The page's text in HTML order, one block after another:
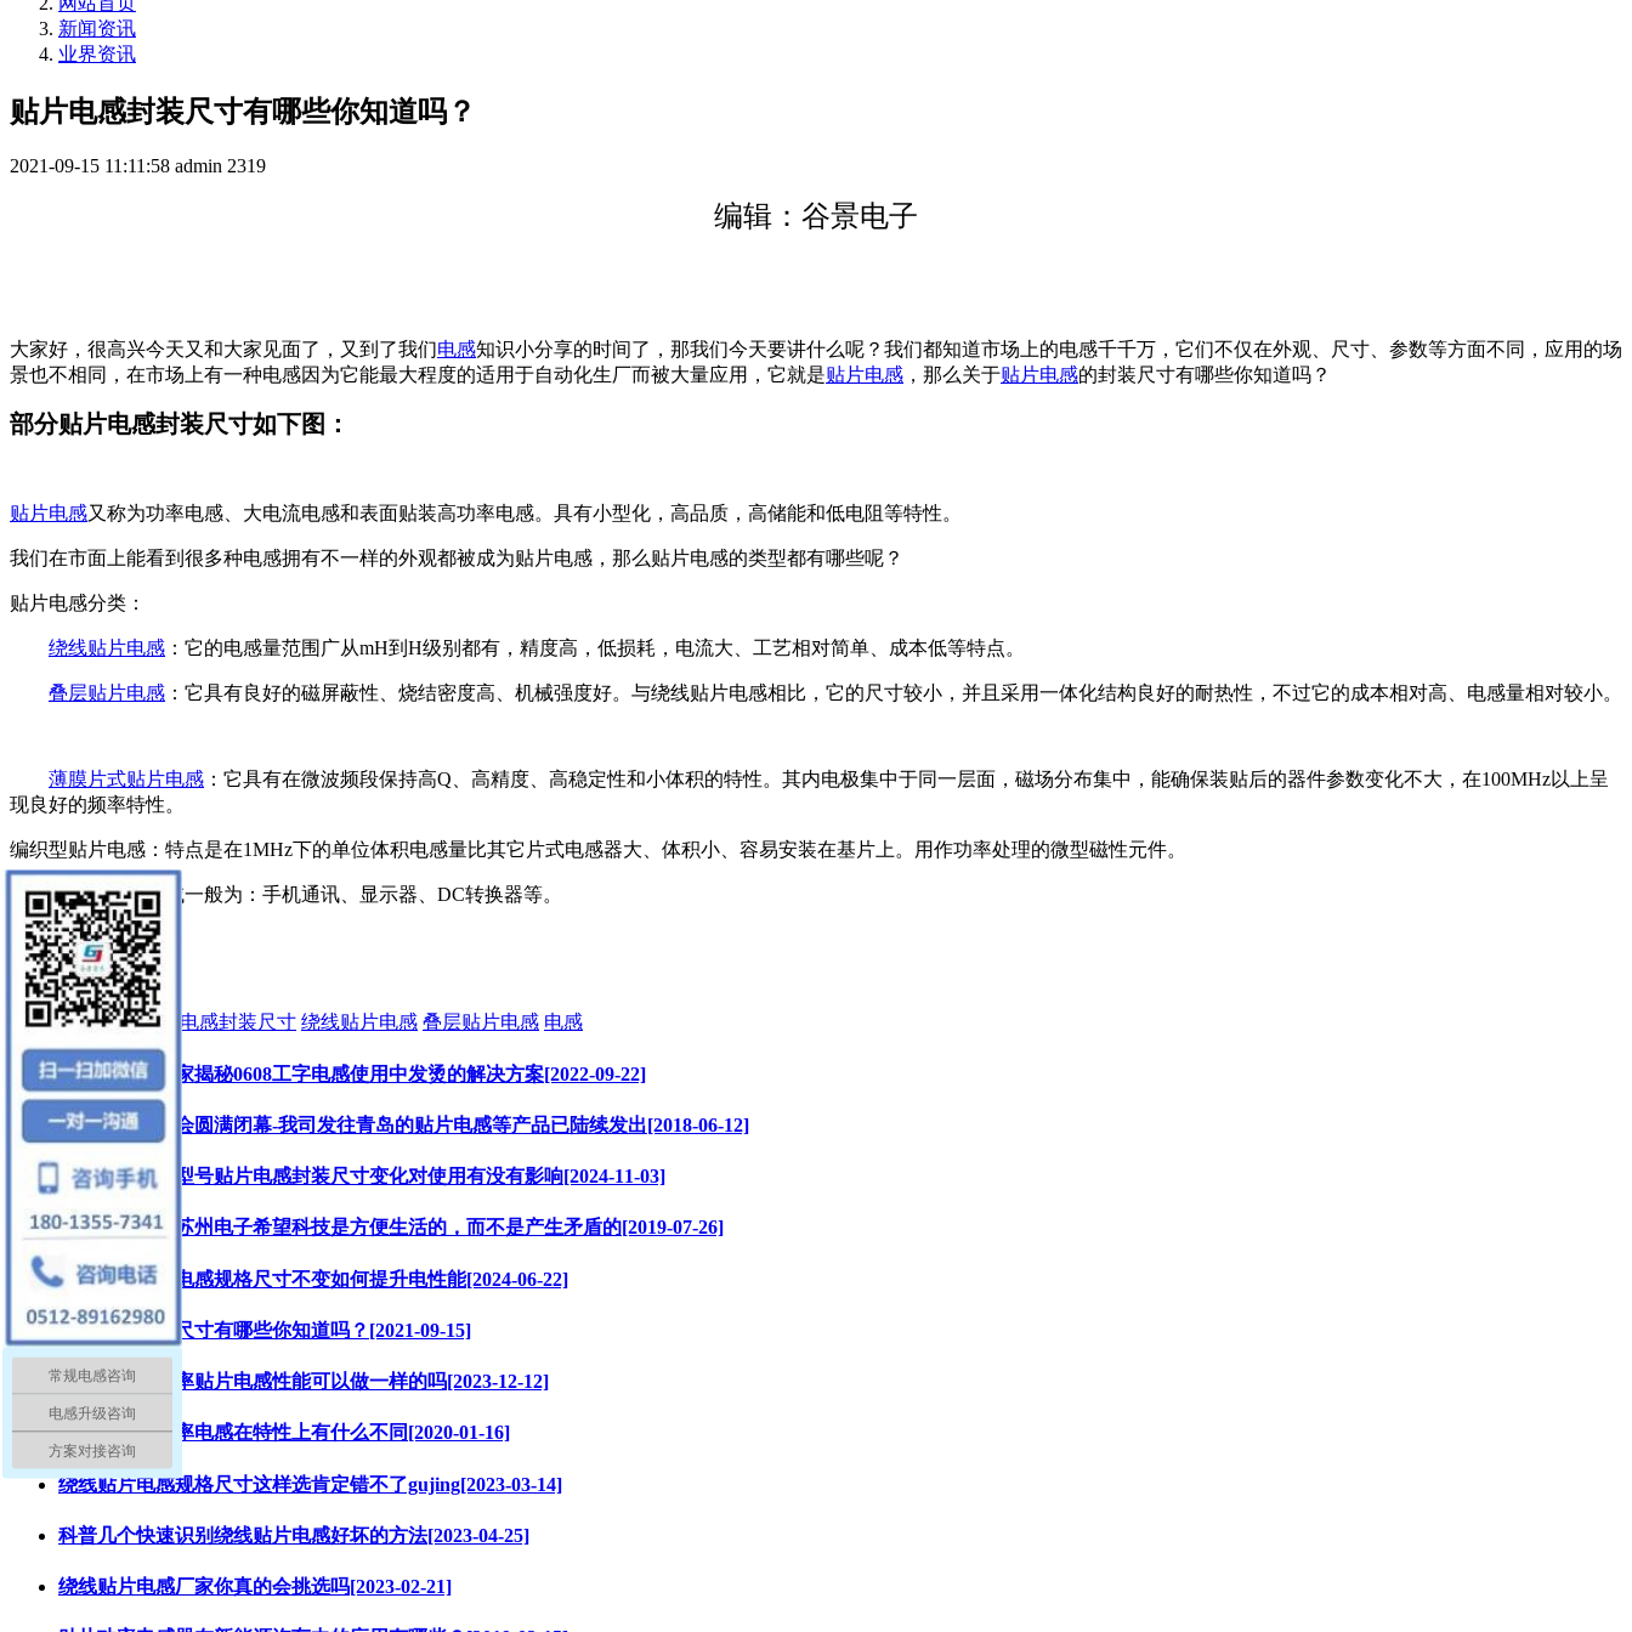
新闻资讯
业界资讯
贴片电感封装尺寸有哪些你知道吗？
2021-09-15 11:11:58 admin 2319
编辑：谷景电子
大家好，很高兴今天又和大家见面了，又到了我们电感知识小分享的时间了，那我们今天要讲什么呢？我们都知道市场上的电感千千万，它们不仅在外观、尺寸、参数等方面不同，应用的场
景也不相同，在市场上有一种电感因为它能最大程度的适用于自动化生厂而被大量应用，它就是贴片电感 ，那么关于贴片电感的封装尺寸有哪些你知道吗？
部分贴片电感封装尺寸如下图：
贴片电感又称为功率电感、大电流电感和表面贴装高功率电感。具有小型化，高品质，高储能和低电阻等特性。
我们在市面上能看到很多种电感拥有不一样的外观都被成为贴片电感，那么贴片电感的类型都有哪些呢？
贴片电感分类：
绕线贴片电感 ：它的电感量范围广从mH到H级别都有，精度高，低损耗，电流大、工艺相对简单、成本低等特点。
叠层贴片电感 ：它具有良好的磁屏蔽性、烧结密度高、机械强度好。与绕线贴片电感相比，它的尺寸较小，并且采用一体化结构良好的耐热性，不过它的成本相对高、电感量相对较小。
薄膜片式贴片电感 ：它具有在微波频段保持高Q、高精度、高稳定性和小体积的特性。其内电极集中于同一层面，磁场分布集中，能确保装贴后的器件参数变化不大，在100MHz以上呈
现良好的频率特性。
编织型贴片电感：特点是在1MHz下的单位体积电感量比其它片式电感器大、体积小、容易安装在基片上。用作功率处理的微型磁性元件。
贴片电感的应用领域一般为：手机通讯、显示器、DC转换器等。
标签: 贴片电感 贴片电感封装尺寸 绕线贴片电感 叠层贴片电感 电感
车规级电感厂家揭秘0608工字电感使用中发烫的解决方案[2022-09-22]
通知：上合峰会圆满闭幕-我司发往青岛的贴片电感等产品已陆续发出[2018-06-12]
一文看懂相同型号贴片电感封装尺寸变化对使用有没有影响[2024-11-03]
专业电感厂家苏州电子希望科技是方便生活的，而不是产生矛盾的[2019-07-26]
谷景科普贴片电感规格尺寸不变如何提升电性能[2024-06-22]
贴片电感封装尺寸有哪些你知道吗？[2021-09-15]
封装不同的功率贴片电感性能可以做一样的吗[2023-12-12]
贴片电感与功率电感在特性上有什么不同[2020-01-16]
绕线贴片电感规格尺寸这样选肯定错不了gujing[2023-03-14]
科普几个快速识别绕线贴片电感好坏的方法[2023-04-25]
绕线贴片电感厂家你真的会挑选吗[2023-02-21]
常规电感咨询
电感升级咨询
方案对接咨询